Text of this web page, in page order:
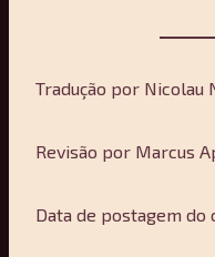
Tradução por Nicolau
Revisão por Marcus
Data de postagem